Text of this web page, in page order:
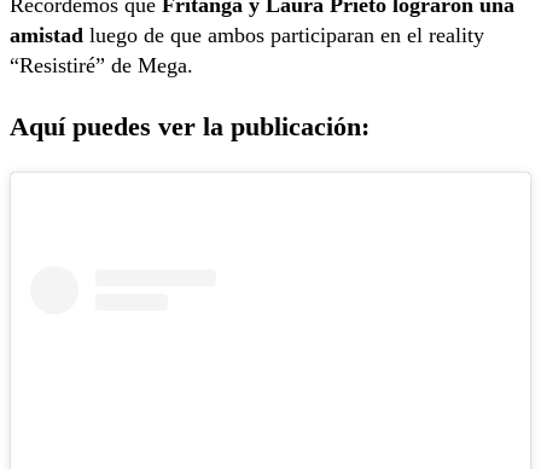
Recordemos que Fritanga y Laura Prieto lograron una
amistad luego de que ambos participaran en el reality
“Resistiré” de Mega.
Aquí puedes ver la publicación: